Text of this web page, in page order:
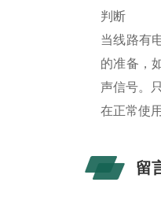
判断
当线路有
的准备，
声信号。
在正常使
留